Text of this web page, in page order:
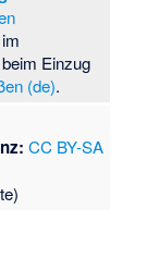
Einzug
(de).
CC BY-SA